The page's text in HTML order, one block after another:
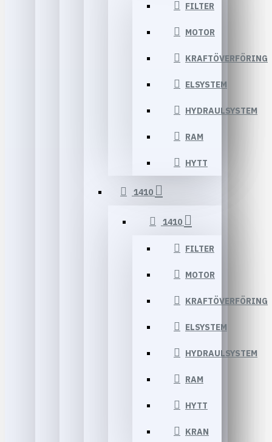
FILTER
MOTOR
KRAFTÖVERFÖRING
ELSYSTEM
HYDRAULSYSTEM
RAM
HYTT
1410
1410
FILTER
MOTOR
KRAFTÖVERFÖRING
ELSYSTEM
HYDRAULSYSTEM
RAM
HYTT
KRAN